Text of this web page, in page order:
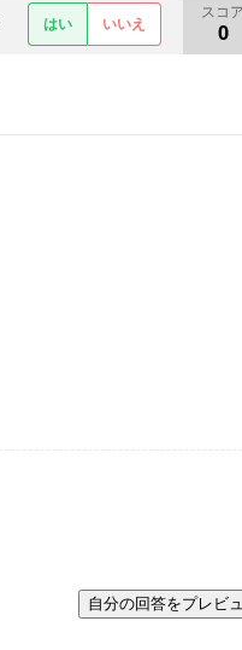
はい いいえ
スコア
0
自分の回答をプレビ